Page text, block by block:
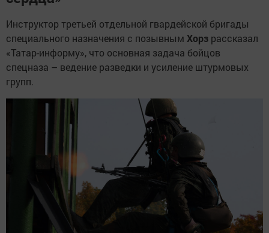
Инструктор третьей отдельной гвардейской бригады
специального назначения с позывным Хорз рассказал
«Татар-информу», что основная задача бойцов
спецназа – ведение разведки и усиление штурмовых
групп.